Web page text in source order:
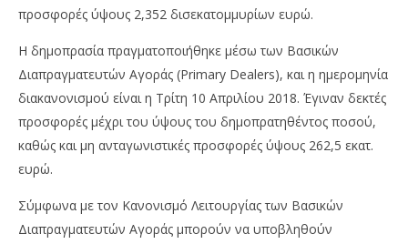
προσφορές ύψους 2,352 δισεκατομμυρίων ευρώ.
Η δημοπρασία πραγματοποιήθηκε μέσω των Βασικών
Διαπραγματευτών Αγοράς (Primary Dealers), και η ημερομηνία
διακανονισμού είναι η Τρίτη 10 Απριλίου 2018. Έγιναν δεκτές
προσφορές μέχρι του ύψους του δημοπρατηθέντος ποσού,
καθώς και μη ανταγωνιστικές προσφορές ύψους 262,5 εκατ.
ευρώ.
Σύμφωνα με τον Κανονισμό Λειτουργίας των Βασικών
Διαπραγματευτών Αγοράς μπορούν να υποβληθούν